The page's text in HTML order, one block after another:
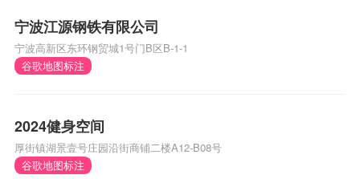
宁波江源钢铁有限公司
宁波高新区东环钢贸城1号门B区B-1-1
谷歌地图标注
2024健身空间
厚街镇湖景壹号庄园沿街商铺二楼A12-B08号
谷歌地图标注